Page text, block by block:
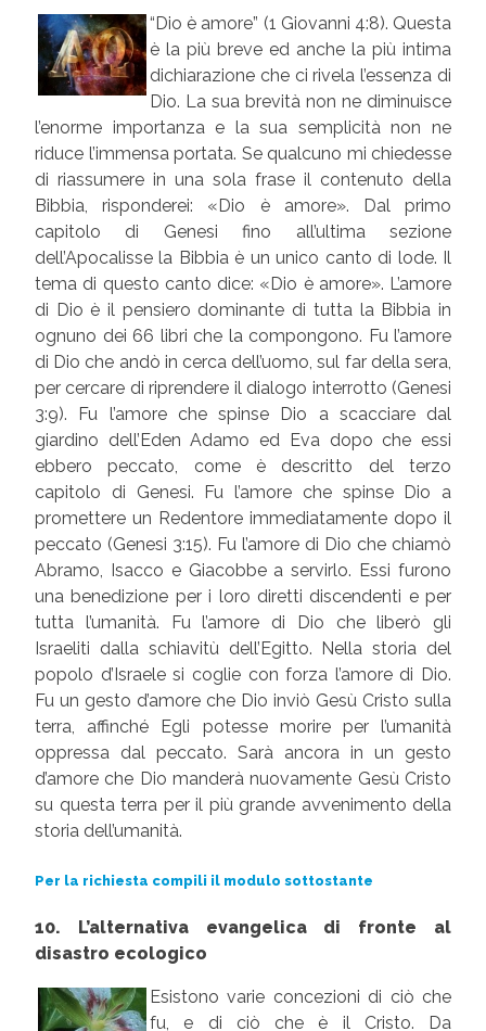
“Dio è amore” (1 Giovanni 4:8). Questa
è la più breve ed anche la più intima
dichiarazione che ci rivela l’essenza di
Dio. La sua brevità non ne diminuisce
l’enorme importanza e la sua semplicità non ne
riduce l’immensa portata. Se qualcuno mi chiedesse
di riassumere in una sola frase il contenuto della
Bibbia, risponderei: «Dio è amore». Dal primo
capitolo di Genesi fino all’ultima sezione
dell’Apocalisse la Bibbia è un unico canto di lode. Il
tema di questo canto dice: «Dio è amore». L’amore
di Dio è il pensiero dominante di tutta la Bibbia in
ognuno dei 66 libri che la compongono. Fu l’amore
di Dio che andò in cerca dell’uomo, sul far della sera,
per cercare di riprendere il dialogo interrotto (Genesi
3:9). Fu l’amore che spinse Dio a scacciare dal
giardino dell’Eden Adamo ed Eva dopo che essi
ebbero peccato, come è descritto del terzo
capitolo di Genesi. Fu l’amore che spinse Dio a
promettere un Redentore immediatamente dopo il
peccato (Genesi 3:15). Fu l’amore di Dio che chiamò
Abramo, Isacco e Giacobbe a servirlo. Essi furono
una benedizione per i loro diretti discendenti e per
tutta l’umanità. Fu l’amore di Dio che liberò gli
Israeliti dalla schiavitù dell’Egitto. Nella storia del
popolo d’Israele si coglie con forza l’amore di Dio.
Fu un gesto d’amore che Dio inviò Gesù Cristo sulla
terra, affinché Egli potesse morire per l’umanità
oppressa dal peccato. Sarà ancora in un gesto
d’amore che Dio manderà nuovamente Gesù Cristo
su questa terra per il più grande avvenimento della
storia dell’umanità.
Per la richiesta compili il modulo sottostante
10. L’alternativa evangelica di fronte al
disastro ecologico
Esistono varie concezioni di ciò che
fu, e di ciò che è il Cristo. Da